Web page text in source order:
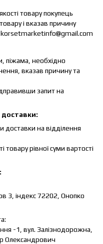
якості товару покупець
і вказав причину
піжама, необхідно
вказав причину та
запит на
на відділення
товару рівної суми вартості
3, індекс 72202, Онопко
-1, вул. Залізнодорожна,
Олександрович